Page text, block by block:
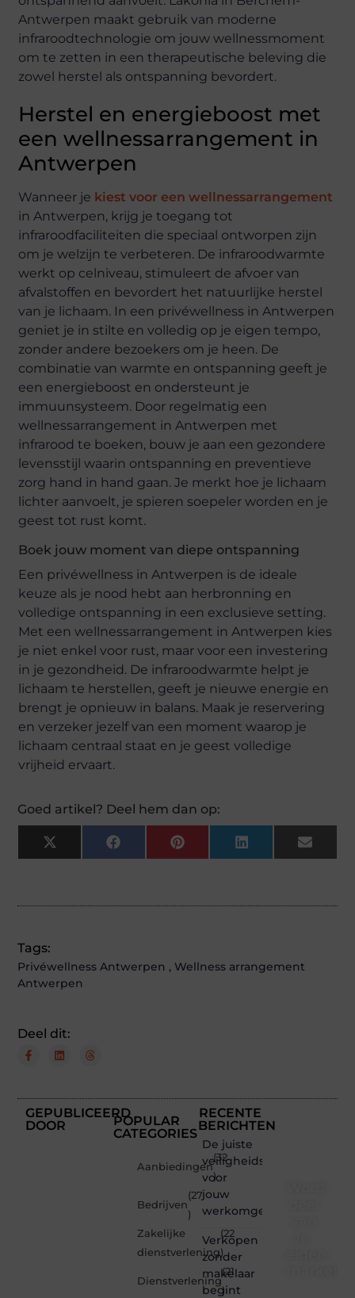
Antwerpen maakt gebruik van moderne
infraroodtechnologie om jouw wellnessmoment
om te zetten in een therapeutische beleving die
zowel herstel als ontspanning bevordert.
Herstel en energieboost met
een wellnessarrangement in
Antwerpen
Wanneer je kiest voor een wellnessarrangement
in Antwerpen, krijg je toegang tot
infraroodfaciliteiten die speciaal ontworpen zijn
om je welzijn te verbeteren. De infraroodwarmte
werkt op celniveau, stimuleert de afvoer van
afvalstoffen en bevordert het natuurlijke herstel
van je lichaam. In een privéwellness in Antwerpen
geniet je in stilte en volledig op je eigen tempo,
zonder andere bezoekers om je heen. De
combinatie van warmte en ontspanning geeft je
een energieboost en ondersteunt je
immuunsysteem. Door regelmatig een
wellnessarrangement in Antwerpen met
infrarood te boeken, bouw je aan een gezondere
levensstijl waarin ontspanning en preventieve
zorg hand in hand gaan. Je merkt hoe je lichaam
lichter aanvoelt, je spieren soepeler worden en je
geest tot rust komt.
Boek jouw moment van diepe ontspanning
Een privéwellness in Antwerpen is de ideale
keuze als je nood hebt aan herbronning en
volledige ontspanning in een exclusieve setting.
Met een wellnessarrangement in Antwerpen kies
je niet enkel voor rust, maar voor een investering
in je gezondheid. De infraroodwarmte helpt je
lichaam te herstellen, geeft je nieuwe energie en
brengt je opnieuw in balans. Maak je reservering
en verzeker jezelf van een moment waarop je
lichaam centraal staat en je geest volledige
vrijheid ervaart.
Goed artikel? Deel hem dan op:
X
(Twitter)
FacebookPinterestLinkedInEmail
Tags:
Privéwellness Antwerpen , Wellness arrangement
Antwerpen
Deel dit:
GEPUBLICEERD
DOOR
POPULAR
CATEGORIES
Aanbiedingen
(32
)
Bedrijven
(27
)
Zakelijke
dienstverlening
(22
)
Dienstverlening
(21
)
RECENTE
BERICHTEN
De juiste
veiligheidsschoenen
voor
jouw
werkomgeving
Verkopen
zonder
makelaar
begint